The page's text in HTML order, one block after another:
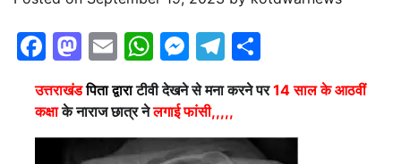
Facebook
Mastodon
EmailWhatsApp
Messenger
Telegram
उत्तराखंडपिता द्वाराटीवी देखने से मना करने पर14 साल के आठवीं
कक्षाके नाराज छात्र नेलगाई फांसी,,,,,